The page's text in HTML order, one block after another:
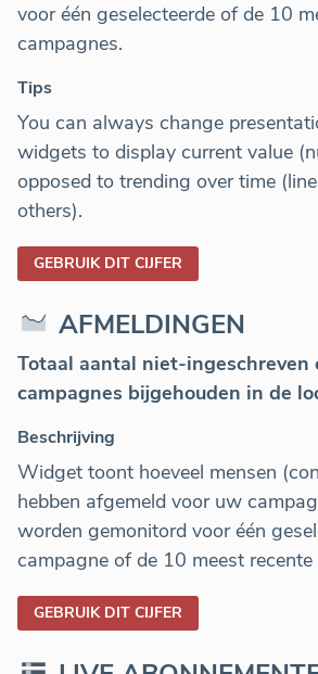
voor één geselecteerde of de 10
campagnes.
Tips
You can always change
widgets to display current value
opposed to trending over time
others).
GEBRUIK DIT CIJFER
AFMELDINGEN
Totaal aantal niet-ingeschreven
campagnes bijgehouden in de
Beschrijving
Widget toont hoeveel mensen
hebben afgemeld voor uw
worden gemonitord voor één
campagne of de 10 meest
GEBRUIK DIT CIJFER